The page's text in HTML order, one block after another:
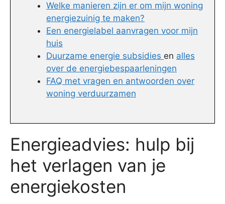
Welke manieren zijn er om mijn woning
energiezuinig te maken?
Een energielabel aanvragen voor mijn
huis
Duurzame energie subsidies en alles
over de energiebespaarleningen
FAQ met vragen en antwoorden over
woning verduurzamen
Energieadvies: hulp bij
het verlagen van je
energiekosten